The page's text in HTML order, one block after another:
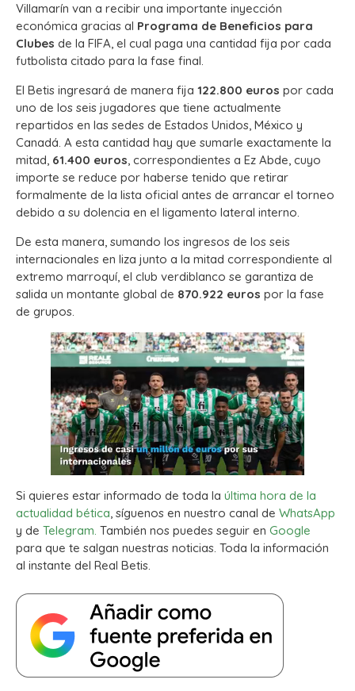
Villamarín van a recibir una importante inyección
económica gracias al Programa de Beneficios para
Clubes de la FIFA, el cual paga una cantidad fija por cada
futbolista citado para la fase final.
El Betis ingresará de manera fija 122.800 euros por cada
uno de los seis jugadores que tiene actualmente
repartidos en las sedes de Estados Unidos, México y
Canadá. A esta cantidad hay que sumarle exactamente la
mitad, 61.400 euros, correspondientes a Ez Abde, cuyo
importe se reduce por haberse tenido que retirar
formalmente de la lista oficial antes de arrancar el torneo
debido a su dolencia en el ligamento lateral interno.
De esta manera, sumando los ingresos de los seis
internacionales en liza junto a la mitad correspondiente al
extremo marroquí, el club verdiblanco se garantiza de
salida un montante global de 870.922 euros por la fase
de grupos.
Si quieres estar informado de toda la última hora de la
actualidad bética, síguenos en nuestro canal de WhatsApp
y de Telegram. También nos puedes seguir en Google
para que te salgan nuestras noticias. Toda la información
al instante del Real Betis.